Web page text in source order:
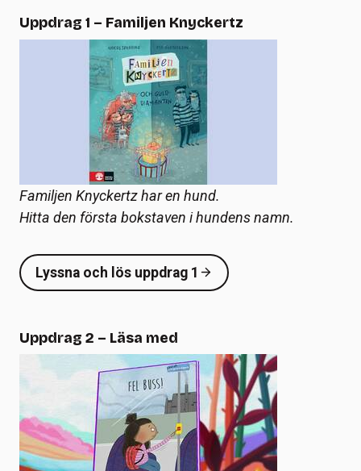
Uppdrag 1 – Familjen Knyckertz
Familjen Knyckertz har en hund.
Hitta den första bokstaven i hundens namn.
Lyssna och lös uppdrag 1
Uppdrag 2 – Läsa med